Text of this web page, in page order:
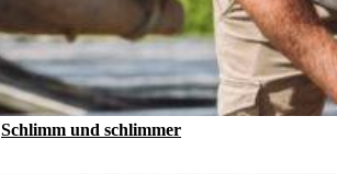
Schlimm und schlimmer